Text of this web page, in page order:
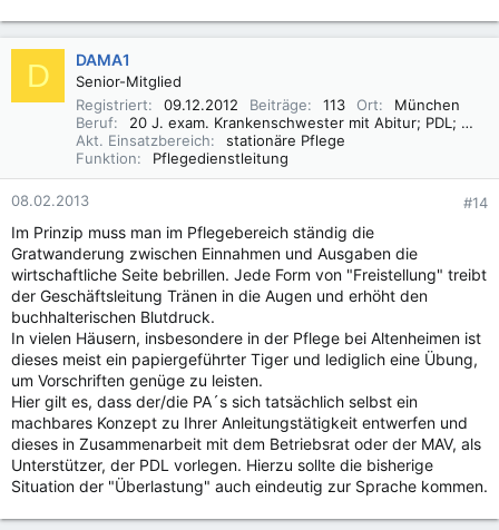
D DAMA1
Senior-Mitglied
Registriert
09.12.2012 Beiträge 113 Ort
München
Beruf
20 J. exam. Krankenschwester mit Abitur; PDL; Pflegemanagement (FH/B.A.)
Akt. Einsatzbereich
stationäre Pflege
Funktion
Pflegedienstleitung
08.02.2013 #14
Im Prinzip muss man im Pflegebereich ständig die
Gratwanderung zwischen Einnahmen und Ausgaben die
wirtschaftliche Seite bebrillen. Jede Form von "Freistellung" treibt
der Geschäftsleitung Tränen in die Augen und erhöht den
buchhalterischen Blutdruck.
In vielen Häusern, insbesondere in der Pflege bei Altenheimen ist
dieses meist ein papiergeführter Tiger und lediglich eine Übung,
um Vorschriften genüge zu leisten.
Hier gilt es, dass der/die PA´s sich tatsächlich selbst ein
machbares Konzept zu Ihrer Anleitungstätigkeit entwerfen und
dieses in Zusammenarbeit mit dem Betriebsrat oder der MAV, als
Unterstützer, der PDL vorlegen. Hierzu sollte die bisherige
Situation der "Überlastung" auch eindeutig zur Sprache kommen.